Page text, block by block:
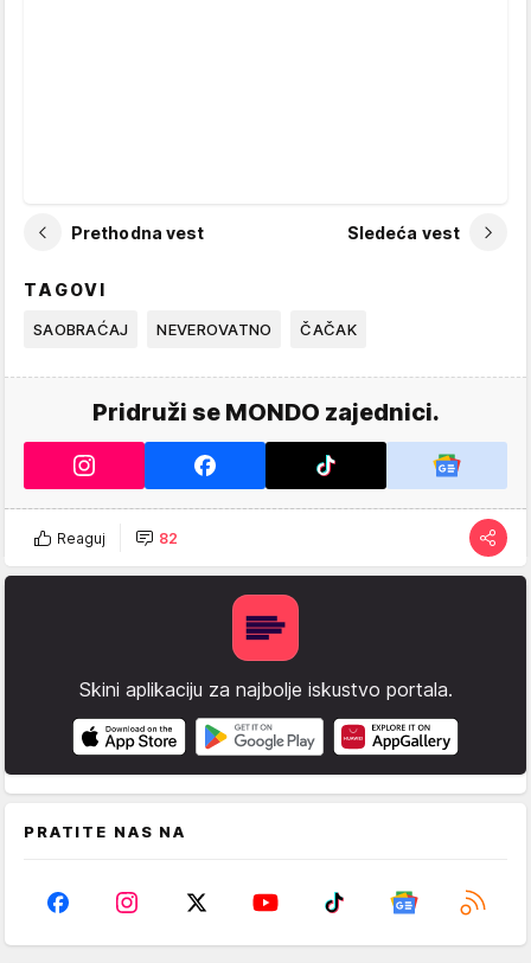
Prethodna vest Sledeća vest
TAGOVI
SAOBRAĆAJ NEVEROVATNO ČAČAK
Pridruži se MONDO zajednici.
Reaguj 82
Skini aplikaciju za najbolje iskustvo portala.
PRATITE NAS NA